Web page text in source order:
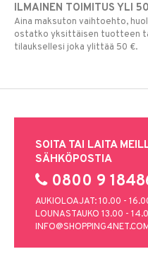
ILMAINEN TOIMITUS YLI
Aina maksuton vaihtoehto,
ostatko yksittäisen tuotteen
tilauksellesi joka ylittää 50 €.
SOITA TAI LAITA
SÄHKÖPOSTIA
0800 9
AUKIOLOAJAT: 10.00 -
LOUNASTAUKO 13.00 -